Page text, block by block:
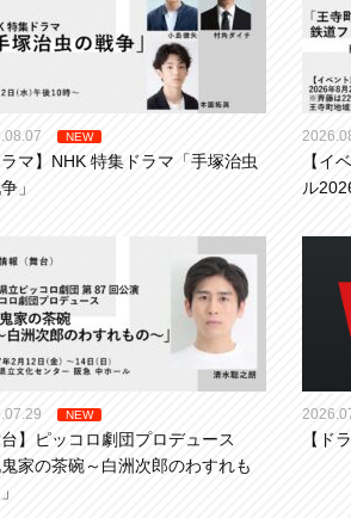
NEW
ラマ】NHK 特集ドラマ「手塚治虫
」
【イ
ル
NEW
台】ピッコロ劇団プロデュース
鬼家の茶碗～白洲次郎のわすれも
【ド